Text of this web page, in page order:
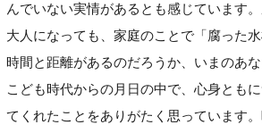
んでいない実情があるとも感じています
大人になっても、家庭のことで「腐った
時間と距離があるのだろうか、いまのあ
こども時代からの月日の中で、心身とも
てくれたことをありがたく思っています